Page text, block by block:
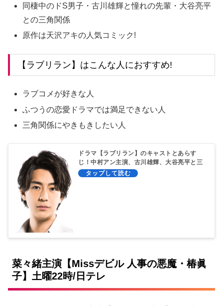
同棲中のドS男子・古川雄輝と憧れの先輩・大谷亮平
との三角関係
原作は天沢アキの人気コミック!
【ラブリラン】はこんな人におすすめ!
ラブコメが好きな人
ふつうの恋愛ドラマでは満足できない人
三角関係にやきもきしたい人
ドラマ【ラブリラン】のキャストとあらす
じ！中村アン主演、古川雄輝、大谷亮平と三
角関係！
菜々緒主演【Missデビル 人事の悪魔・椿眞
子】土曜22時/日テレ